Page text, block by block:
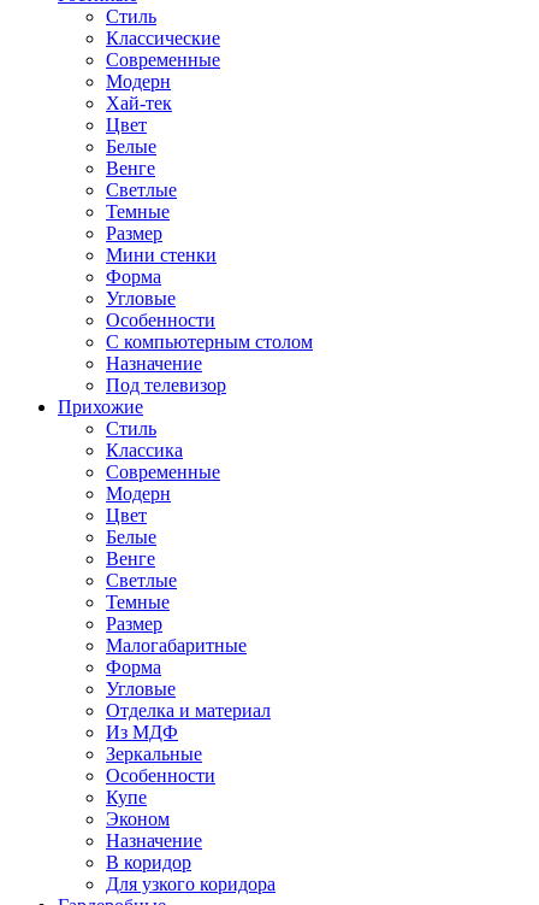
Стиль
Классические
Современные
Модерн
Хай-тек
Цвет
Белые
Венге
Светлые
Темные
Размер
Мини стенки
Форма
Угловые
Особенности
С компьютерным столом
Назначение
Под телевизор
Прихожие
Стиль
Классика
Современные
Модерн
Цвет
Белые
Венге
Светлые
Темные
Размер
Малогабаритные
Форма
Угловые
Отделка и материал
Из МДФ
Зеркальные
Особенности
Купе
Эконом
Назначение
В коридор
Для узкого коридора